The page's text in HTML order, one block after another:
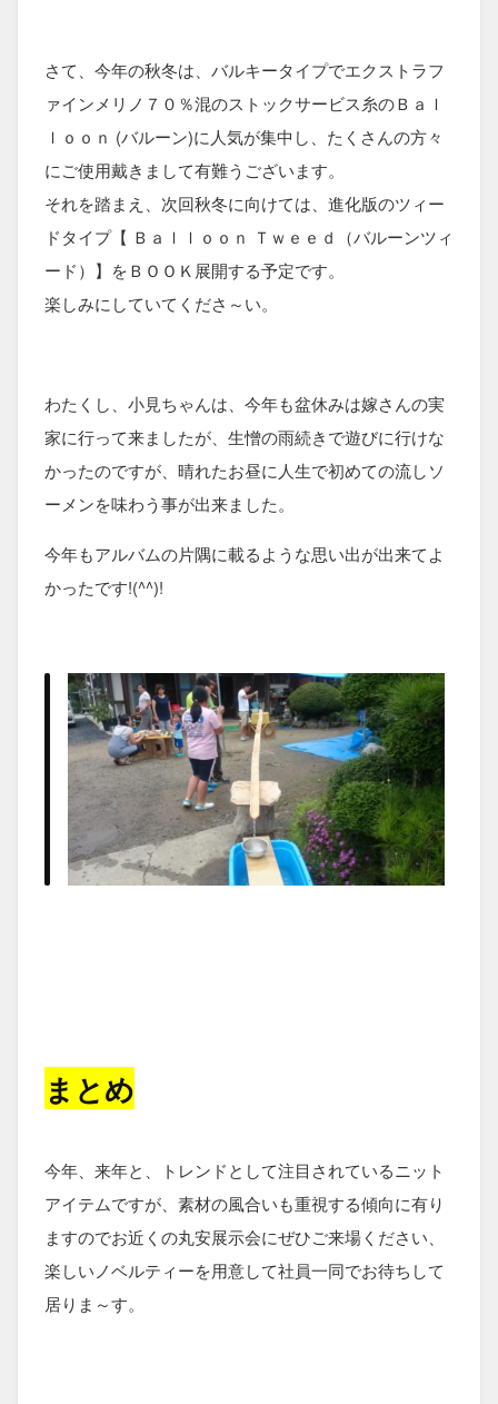
さて、今年の秋冬は、バルキータイプでエクストラフ
ァインメリノ７０％混のストックサービス糸のＢａｌ
ｌｏｏｎ (バルーン)に人気が集中し、たくさんの方々
にご使用戴きま して有難うございます。
それを踏まえ、次回秋冬に向けては、進化版のツィー
ドタイプ【 Ｂａｌｌｏｏｎ Ｔｗｅｅｄ（バルーンツィ
ード）】をＢＯＯＫ展開する予定です。
楽しみにしていてくださ～い。
わたくし、小見ちゃんは、今年も盆休みは嫁さんの実
家に行って来ましたが、生憎の雨続きで遊びに行けな
かったのですが、晴れたお昼に人生で初めての流しソ
ーメンを味わう事が出来ました。
今年もアルバムの片隅に載るような思い出が出来てよ
かったです!(^^)!
まとめ
今年、来年と、トレンドとして注目されているニット
アイテムですが、素材の風合いも重視する傾向に有り
ますのでお近くの丸安展示会にぜひご来場ください、
楽しいノベルティーを用意して社員一同でお待ちして
居りま～す。